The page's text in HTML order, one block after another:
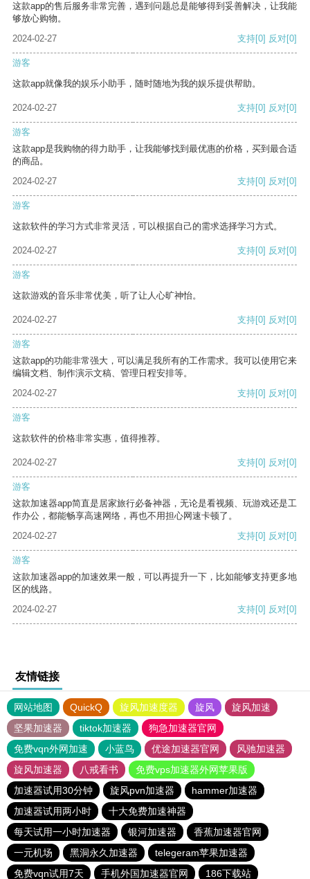
这款app的售后服务非常完善，遇到问题总是能够得到妥善解决，让我能
够放心购物。
2024-02-27
支持[0] 反对[0]
游客
这款app就像我的娱乐小助手，随时随地为我的娱乐提供帮助。
2024-02-27 支持[0] 反对[0]
游客
这款app是我购物的得力助手，让我能够找到最优惠的价格，买到最合适
的商品。
2024-02-27
支持[0] 反对[0]
游客
这款软件的学习方式非常灵活，可以根据自己的需求选择学习方式。
2024-02-27 支持[0] 反对[0]
游客
这款游戏的音乐非常优美，听了让人心旷神怡。
2024-02-27 支持[0] 反对[0]
游客
这款app的功能非常强大，可以满足我所有的工作需求。我可以使用它来
编辑文档、制作演示文稿、管理日程安排等。
2024-02-27
支持[0] 反对[0]
游客
这款软件的价格非常实惠，值得推荐。
2024-02-27 支持[0] 反对[0]
游客
这款加速器app简直是居家旅行必备神器，无论是看视频、玩游戏还是工
作办公，都能畅享高速网络，再也不用担心网速卡顿了。
2024-02-27
支持[0] 反对[0]
游客
这款加速器app的加速效果一般，可以再提升一下，比如能够支持更多地
区的线路。
2024-02-27
支持[0] 反对[0]
友情链接
网站地图 QuickQ 旋风加速度器 旋风
旋风加速
坚果加速器
tiktok加速器
狗急加速器官网
免费vqn外网加速
小蓝鸟 优途加速器官网
风驰加速器
旋风加速器
八戒看书
免费vps加速器外网苹果版
加速器试用30分钟
旋风pvn加速器
hammer加速器
加速器试用两小时
十大免费加速神器
每天试用一小时加速器
银河加速器
香蕉加速器官网
一元机场
黑洞永久加速器
telegeram苹果加速器
免费vqn试用7天
手机外国加速器官网 186下载站